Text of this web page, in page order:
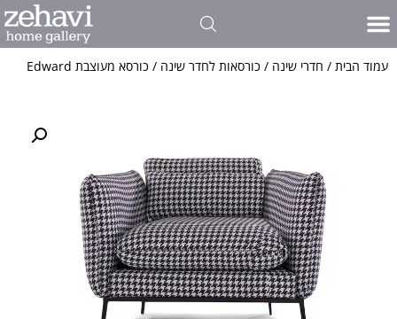
עמוד הבית / חדרי שינה / כורסאות לחדר שינה / כורסא מעוצבת Edward